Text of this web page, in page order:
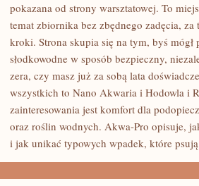
AKWARIA
BIOTOPOWE
pokazana od strony warsztatowej. To
temat zbiornika bez zbędnego zadęcia,
kroki. Strona skupia się na tym, byś
słodkowodne w sposób bezpieczny,
zera, czy masz już za sobą lata
wszystkich to Nano Akwaria i Hodowla i
zainteresowania jest komfort dla
oraz roślin wodnych. Akwa-Pro opisuje,
i jak unikać typowych wpadek, które